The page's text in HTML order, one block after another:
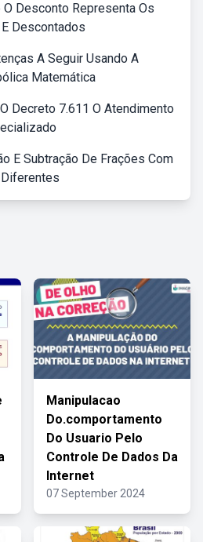
O Desconto Representa Os
Descontados
A Seguir Usando A
Matemática
Decreto 7.611 O Atendimento
E Subtração De Frações Com
Manipulacao
Do.comportamento
Do Usuario Pelo
Controle De Dados Da
Internet
07 September 2024